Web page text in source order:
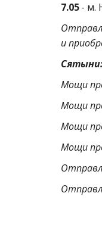
7.05- м.
и
Мощи
Мощи
Мощи
Мощи